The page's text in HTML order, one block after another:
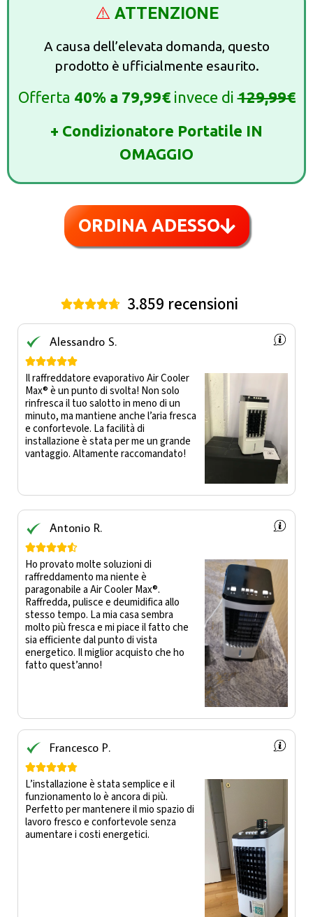
⚠️ ATTENZIONE
A causa dell’elevata domanda, questo
prodotto è ufficialmente esaurito.
Offerta 40%a 79,99€ invece di129,99€
+ Condizionatore Portatile IN
OMAGGIO
ORDINA ADESSO
 3.859 recensioni
Alessandro S.

Il raffreddatore evaporativo Air Cooler
Max®️ è un punto di svolta! Non solo
rinfresca il tuo salotto in meno di un
minuto, ma mantiene anche l’aria fresca
e confortevole. La facilità di
installazione è stata per me un grande
vantaggio. Altamente raccomandato!
Antonio R.

Ho provato molte soluzioni di
raffreddamento ma niente è
paragonabile a Air Cooler Max®️.
Raffredda, pulisce e deumidifica allo
stesso tempo. La mia casa sembra
molto più fresca e mi piace il fatto che
sia efficiente dal punto di vista
energetico. Il miglior acquisto che ho
fatto quest’anno!
Francesco P.

L’installazione è stata semplice e il
funzionamento lo è ancora di più.
Perfetto per mantenere il mio spazio di
lavoro fresco e confortevole senza
aumentare i costi energetici.